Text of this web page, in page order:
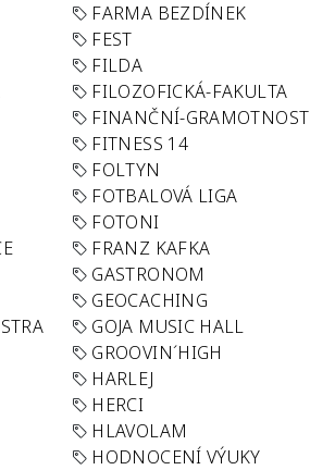
FARMA BEZDÍNEK
FEST
FILDA
FILOZOFICKÁ-FAKULTA
FINANČNÍ-GRAMOTNOST
FITNESS 14
FOLTYN
FOTBALOVÁ LIGA
FOTONI
FRANZ KAFKA
GASTRONOM
GEOCACHING
GOJA MUSIC HALL
GROOVIN´HIGH
HARLEJ
HERCI
HLAVOLAM
HODNOCENÍ VÝUKY